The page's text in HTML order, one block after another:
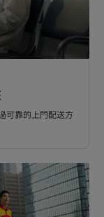
可靠的上門配送方